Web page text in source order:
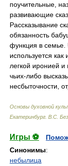
поучительные,
развивающие
Рассказывание
обязанность
функция в семье.
используется
легкой иронией
чьих-либо
несбыточности,
Основы духовной
Екатеринбург В.С.
Игры ⚽
Синонимы:
небылица